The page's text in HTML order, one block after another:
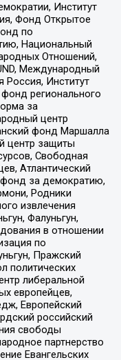
Институт
Фонд Открытое
по
Национальный
Отношений,
Международный
Россия, Институт
регионального
за
центр
фонд Маршалла
центр защиты
Свободная
Атлантический
фонд за демократию,
Родники
извлечения
Фалуньгун,
в отношении
по
Пражский
политических
либеральной
европейцев,
Европейский
российский
свободы
партнерство
Евангельских